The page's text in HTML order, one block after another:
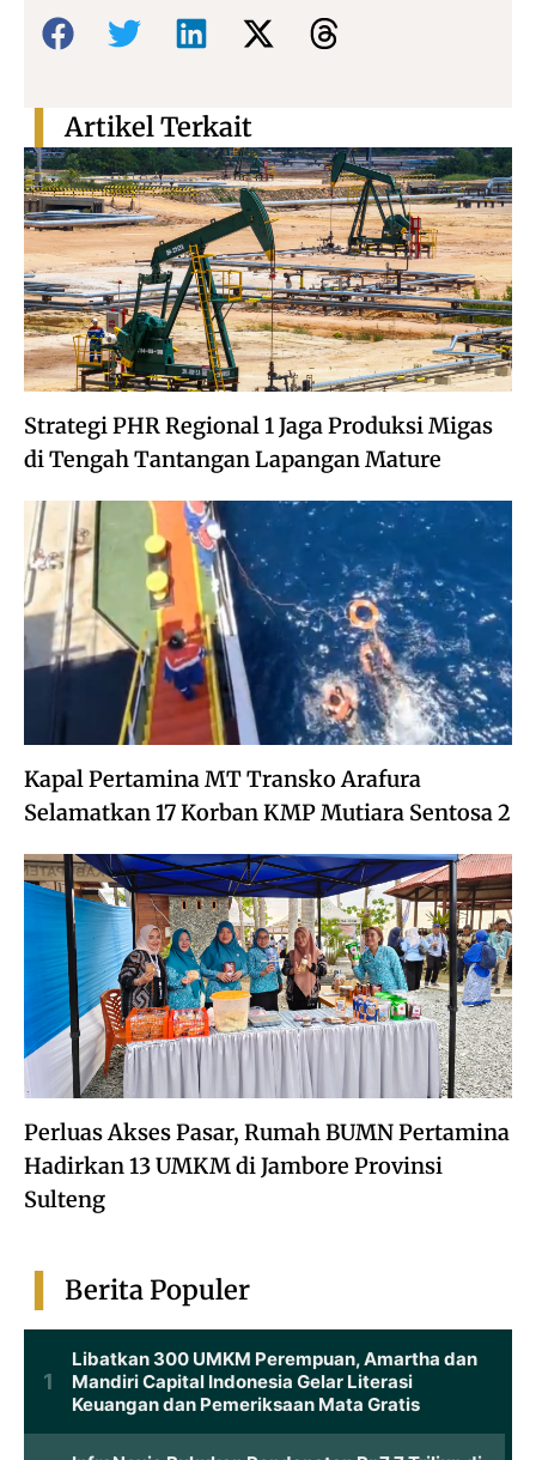
Bagikan:
Strategi PHR Regional 1 Jaga Produksi Migas
di Tengah Tantangan Lapangan Mature
Kapal Pertamina MT Transko Arafura
Selamatkan 17 Korban KMP Mutiara Sentosa 2
Perluas Akses Pasar, Rumah BUMN Pertamina
Hadirkan 13 UMKM di Jambore Provinsi
Sulteng
Artikel Terkait
Berita Populer